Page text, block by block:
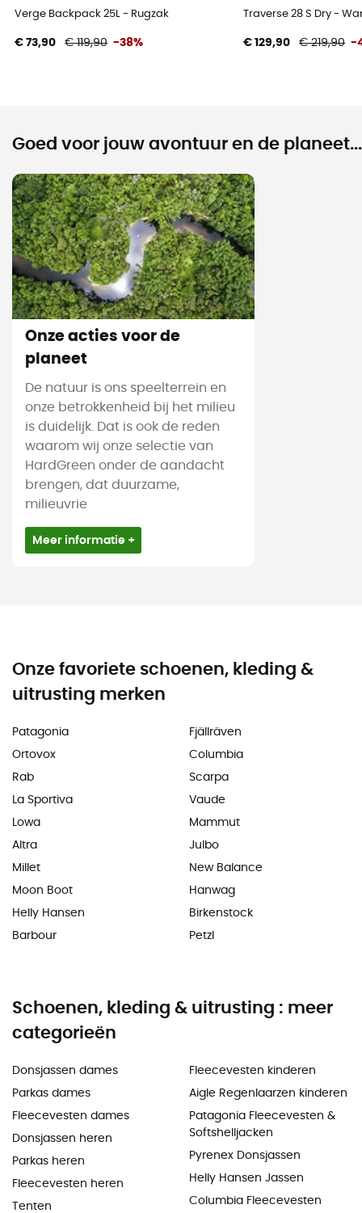
Verge Backpack 25L - Rugzak
€ 73,90 € 119,90 -38%
Traverse 28 S Dry -
€ 129,90 € 219,90 -
Goed voor jouw avontuur en de planeet...
Onze acties voor de
planeet
De natuur is ons speelterrein en
onze betrokkenheid bij het milieu
is duidelijk. Dat is ook de reden
waarom wij onze selectie van
HardGreen onder de aandacht
brengen, dat duurzame,
milieuvrie
Meer informatie +
Onze favoriete schoenen, kleding &
uitrusting merken
Patagonia
Ortovox
Rab
La Sportiva
Lowa
Altra
Millet
Moon Boot
Helly Hansen
Barbour
Fjällräven
Columbia
Scarpa
Vaude
Mammut
Julbo
New Balance
Hanwag
Birkenstock
Petzl
Schoenen, kleding & uitrusting : meer
categorieën
Donsjassen dames
Parkas dames
Fleecevesten dames
Donsjassen heren
Parkas heren
Fleecevesten heren
Tenten
Fleecevesten kinderen
Aigle Regenlaarzen kinderen
Patagonia Fleecevesten &
Softshelljacken
Pyrenex Donsjassen
Helly Hansen Jassen
Columbia Fleecevesten